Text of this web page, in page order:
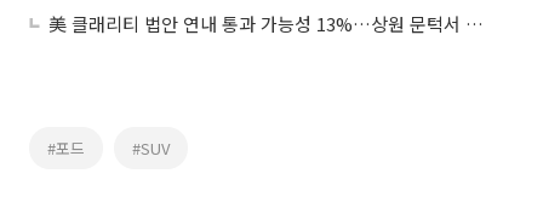
美 클래리티 법안 연내 통과 가능성 13%…상원 문턱서 제동
#포드 #SUV